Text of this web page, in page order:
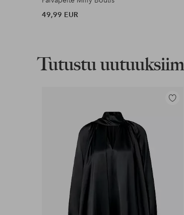
49,99 EUR
Tutustu
Lisää